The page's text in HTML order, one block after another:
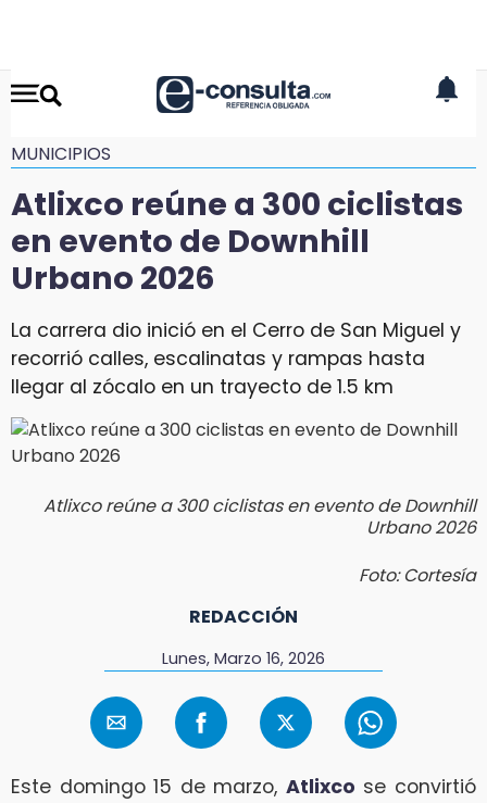
MUNICIPIOS
Atlixco reúne a 300 ciclistas
en evento de Downhill
Urbano 2026
La carrera dio inició en el Cerro de San Miguel y
recorrió calles, escalinatas y rampas hasta
llegar al zócalo en un trayecto de 1.5 km
Atlixco reúne a 300 ciclistas en evento de Downhill
Urbano 2026
Foto: Cortesía
REDACCIÓN
Lunes, Marzo 16, 2026
Este domingo 15 de marzo, Atlixco se convirtió